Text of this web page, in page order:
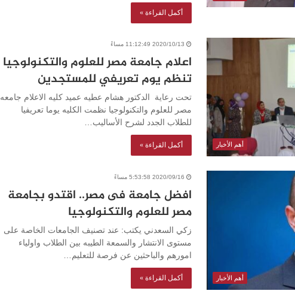
أكمل القراءة »
أهم الأخبار
2020/10/13 11:12:49 مساءً
اعلام جامعة مصر للعلوم والتكنولوجيا
تنظم يوم تعريفي للمستجدين
تحت رعاية الدكتور هشام عطيه عميد كليه الاعلام جامعه
مصر للعلوم والتكنولوجيا نظمت الكليه يوما تعريفيا
للطلاب الجدد لشرح الأساليب…
أكمل القراءة »
أهم الأخبار
2020/09/16 5:53:58 مساءً
افضل جامعة فى مصر.. اقتدو بجامعة
مصر للعلوم والتكنولوجيا
زكي السعدني يكتب: عند تصنيف الجامعات الخاصة على
مستوى الانتشار والسمعة الطيبه بين الطلاب واولياء
امورهم والباحثين عن فرصة للتعليم…
أكمل القراءة »